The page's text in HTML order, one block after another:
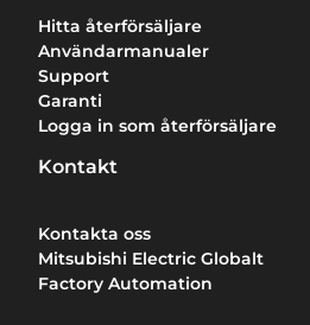
Hitta återförsäljare
Användarmanualer
Support
Garanti
Logga in som återförsäljare
Kontakt
Kontakta oss
Mitsubishi Electric Globalt
Factory Automation